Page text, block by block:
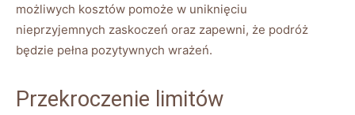
możliwych kosztów pomoże w uniknięciu
nieprzyjemnych zaskoczeń oraz zapewni, że podróż
będzie pełna pozytywnych wrażeń.
Przekroczenie limitów